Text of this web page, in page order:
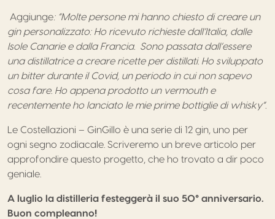
Aggiunge: “Molte persone mi hanno chiesto di creare un
gin personalizzato: Ho ricevuto richieste dall’Italia, dalle
Isole Canarie e dalla Francia. Sono passata dall’essere
una distillatrice a creare ricette per distillati. Ho sviluppato
un bitter durante il Covid, un periodo in cui non sapevo
cosa fare. Ho appena prodotto un vermouth e
recentemente ho lanciato le mie prime bottiglie di whisky”.
Le Costellazioni – GinGillo è una serie di 12 gin, uno per
ogni segno zodiacale. Scriveremo un breve articolo per
approfondire questo progetto, che ho trovato a dir poco
geniale.
A luglio la distilleria festeggerà il suo 50° anniversario.
Buon compleanno!